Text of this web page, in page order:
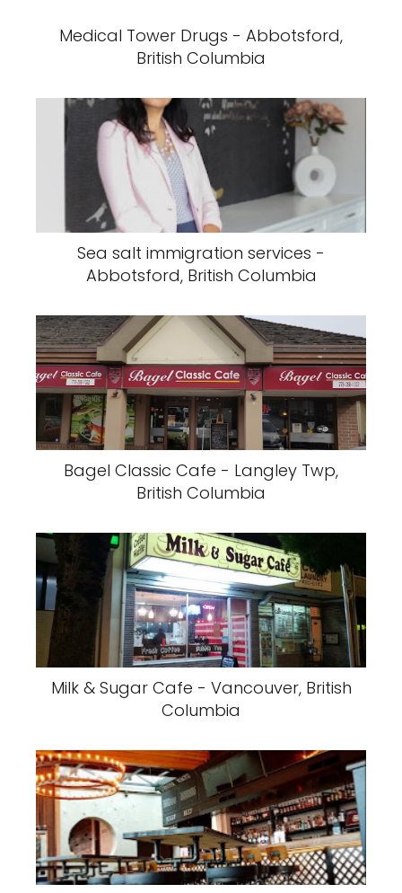
Medical Tower Drugs - Abbotsford,
British Columbia
Sea salt immigration services -
Abbotsford, British Columbia
Bagel Classic Cafe - Langley Twp,
British Columbia
Milk & Sugar Cafe - Vancouver, British
Columbia